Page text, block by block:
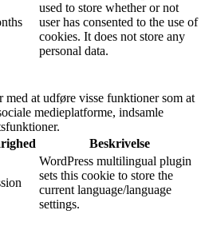
used to store whether or not
user has consented to the use of
cookies. It does not store any
personal data.
at udføre visse funktioner som at
medieplatforme, indsamle
Beskrivelse
WordPress multilingual plugin
sets this cookie to store the
current language/language
settings.